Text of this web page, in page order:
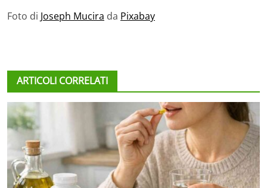
Foto di Joseph Mucira da Pixabay
ARTICOLI CORRELATI